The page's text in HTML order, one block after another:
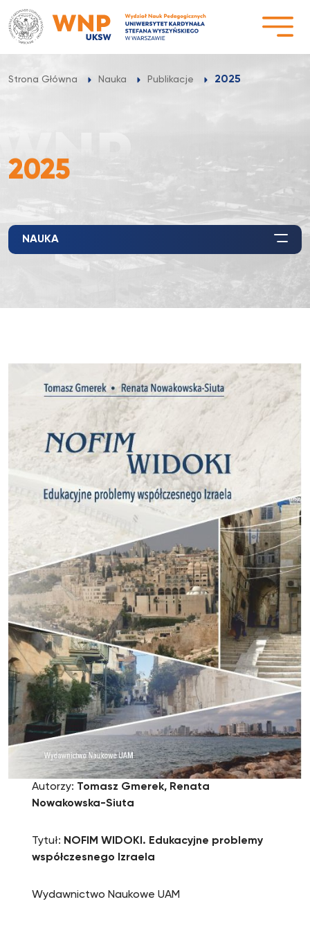
Przejdź
do
treści
Strona Główna Nauka Publikacje 2025
2025
NAUKA
Autorzy: Tomasz Gmerek, Renata
Nowakowska-Siuta
Tytuł: NOFIM WIDOKI. Edukacyjne problemy
współczesnego Izraela
Wydawnictwo Naukowe UAM